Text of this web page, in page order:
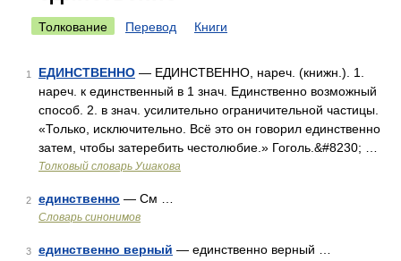
Толкование Перевод Книги
1 ЕДИНСТВЕННО — ЕДИНСТВЕННО, нареч. (книжн.). 1.
нареч. к единственный в 1 знач. Единственно возможный
способ. 2. в знач. усилительно ограничительной частицы.
«Только, исключительно. Всё это он говорил единственно
затем, чтобы затеребить честолюбие.» Гоголь.&#8230; …
Толковый словарь Ушакова
2 единственно — См …
Словарь синонимов
3 единственно верный — единственно верный …